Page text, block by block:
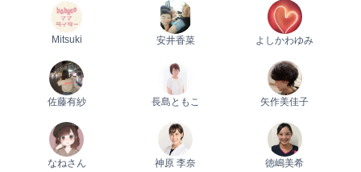
Mitsuki 安井香菜 よしかわゆみ
佐藤有紗 長島ともこ 矢作美佳子
なねさん 神原 李奈 徳嶋美希